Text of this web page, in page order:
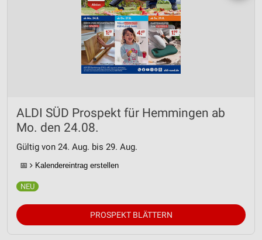
ALDI SÜD Prospekt für Hemmingen ab
Mo. den 24.08.
Gültig von 24. Aug. bis 29. Aug.
📅 Kalendereintrag erstellen
PROSPEKT BLÄTTERN